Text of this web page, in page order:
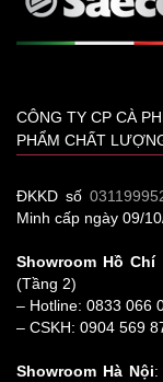
CÔNG TY CP CÀ
PHẨM CHẤT
ĐKKD số
Minh cấp ngày 09/
Showroom Hồ Chí
(Tầng 2)
– Hotline: 0833 066
– CSKH: 0904 569
Showroom Hà Nội: